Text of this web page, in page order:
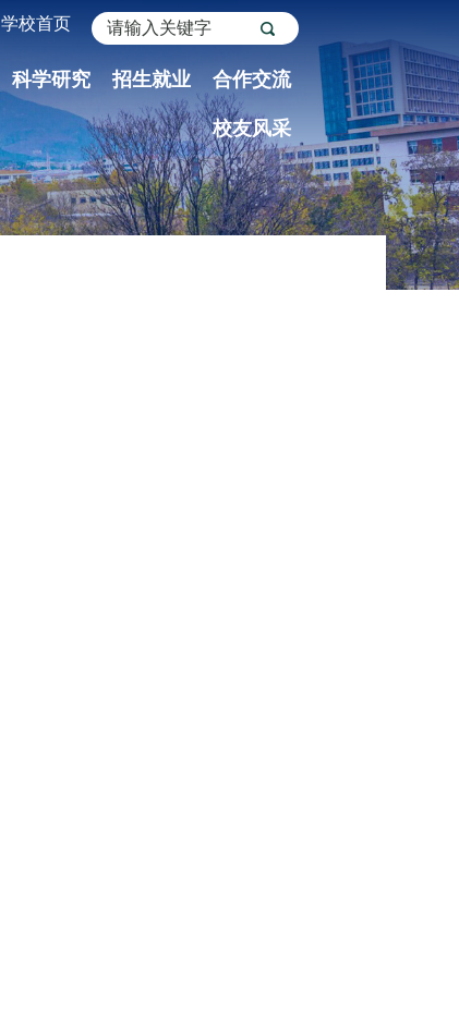
学校首页
科学研究 招生就业 合作交流
校友风采